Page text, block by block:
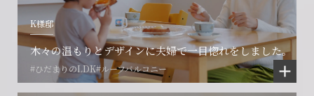
K様邸
木々の温もりとデザインに夫婦で一目惚れをしました。
#ひだまりのLDK#ルーフバルコニー